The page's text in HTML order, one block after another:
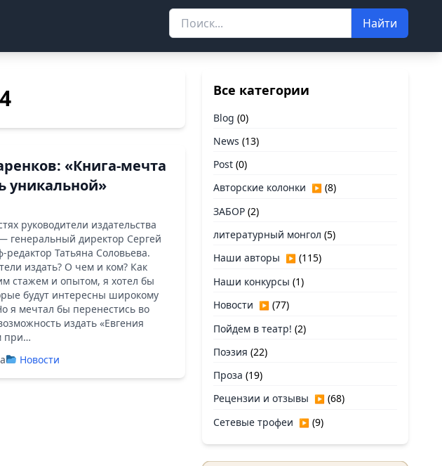
Найти
«Книга-мечта
уникальной»
руководители издательства
генеральный директор Сергей
Татьяна Соловьева.
издать? О чем и ком? Как
стажем и опытом, я хотел бы
будут интересны широкому
я мечтал бы перенестись во
издать «Евгения
при…
Новости
Все категории
Blog (0)
News (13)
Post (0)
Авторские колонки ▶ (8)
ЗАБОР (2)
литературный монгол (5)
Наши авторы ▶ (115)
Наши конкурсы (1)
Новости ▶ (77)
Пойдем в театр! (2)
Поэзия (22)
Проза (19)
Рецензии и отзывы ▶ (68)
Сетевые трофеи ▶ (9)